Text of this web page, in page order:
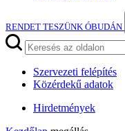
RENDET TESZÜNK ÓBUDÁN
Szervezeti felépítés
Közérdekű adatok
Hirdetmények